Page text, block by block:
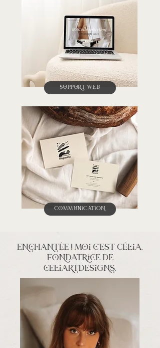
SuPPorT web
CommuNiCatiOn
enchantée ! Moi c'est Célia,
fondatrice de
celiartdesigns.